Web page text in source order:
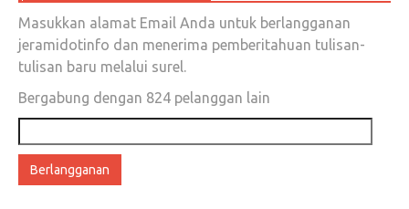
Masukkan alamat Email Anda untuk berlangganan
jeramidotinfo dan menerima pemberitahuan tulisan-
tulisan baru melalui surel.
Bergabung dengan 824 pelanggan lain
email